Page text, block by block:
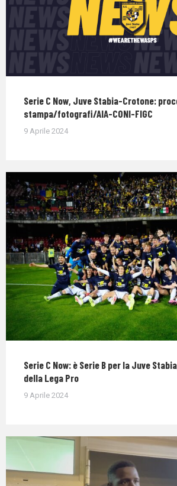
Serie C Now, Juve Stabia-Crotone:
stampa/fotografi/AIA-CONI-FIGC
9 Aprile 2024
Serie C Now: è Serie B per la Juve
della Lega Pro
9 Aprile 2024